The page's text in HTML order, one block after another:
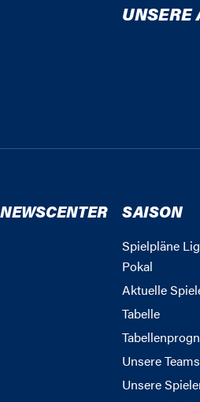
UNSERE
NEWSCENTER SAISON
Spielpläne
Pokal
Aktuelle
Tabelle
Unsere Teams
Unsere